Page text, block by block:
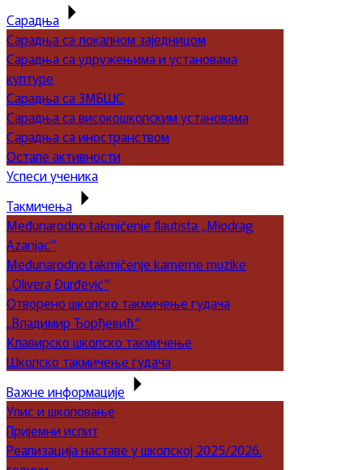
Сарадња
Сарадња са локалном заједницом
Сарадња са удружењима и установама
културе
Сарадња са ЗМБШС
Сарадња са високошколским установама
Сарадња са иностранством
Остале активности
Успеси ученика
Такмичења
Međunarodno takmičenje flautista „Miodrag
Azanjac“
Međunarodno takmičenje kamerne muzike
„Olivera Đurđević“
Отворено школско такмичење гудача
„Владимир Ђорђевић“
Клавирско школско такмичење
Школско такмичење гудача
Важне информације
Упис и школовање
Пријемни испит
Реализација наставе у школској 2025/2026.